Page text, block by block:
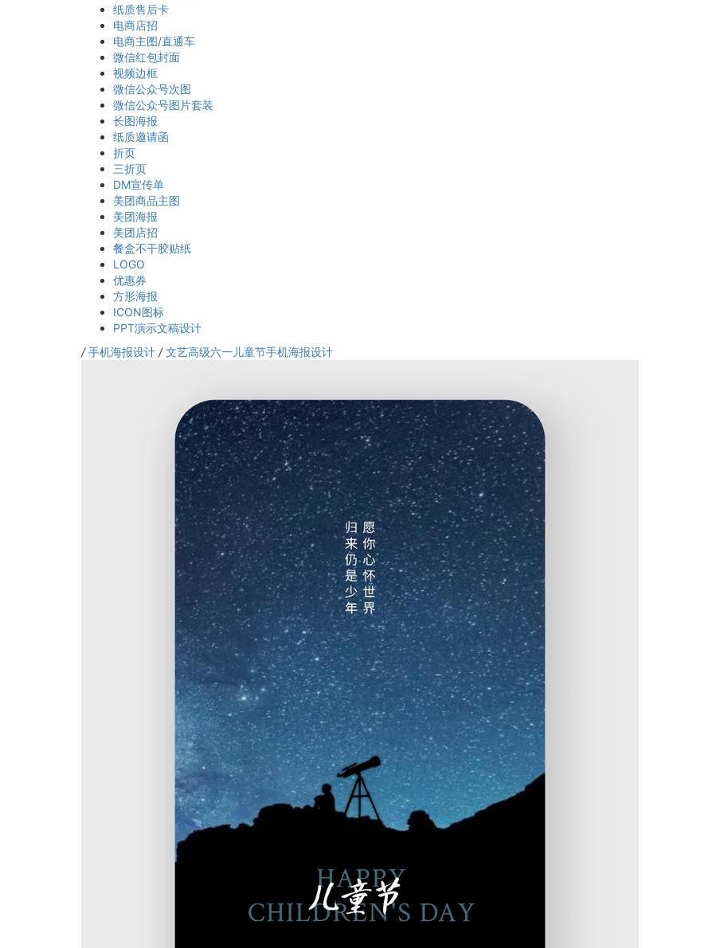
纸质售后卡
电商店招
电商主图/直通车
微信红包封面
视频边框
微信公众号次图
微信公众号图片套装
长图海报
纸质邀请函
折页
三折页
DM宣传单
美团商品主图
美团海报
美团店招
餐盒不干胶贴纸
LOGO
优惠券
方形海报
ICON图标
PPT演示文稿设计
/ 手机海报设计 / 文艺高级六一儿童节手机海报设计